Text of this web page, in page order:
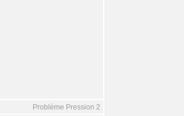
Problème Pression 2